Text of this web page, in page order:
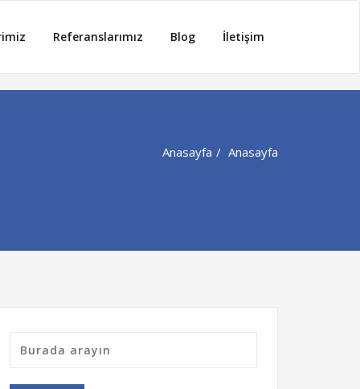
Referanslarımız Blog İletişim
Anasayfa Anasayfa